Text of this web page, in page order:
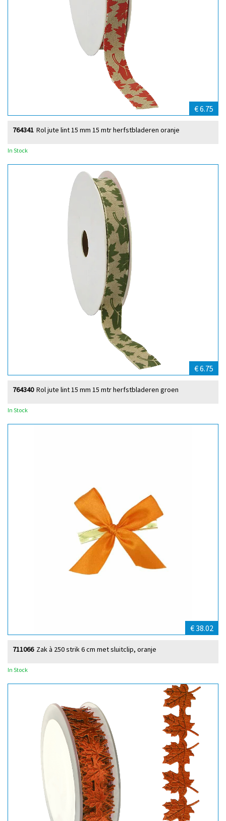
€ 6.75
Rol jute lint 15 mm 15 mtr herfstbladeren oranje
764341
In Stock
€ 6.75
Rol jute lint 15 mm 15 mtr herfstbladeren groen
764340
In Stock
€ 38.02
Zak à 250 strik 6 cm met sluitclip, oranje
711066
In Stock